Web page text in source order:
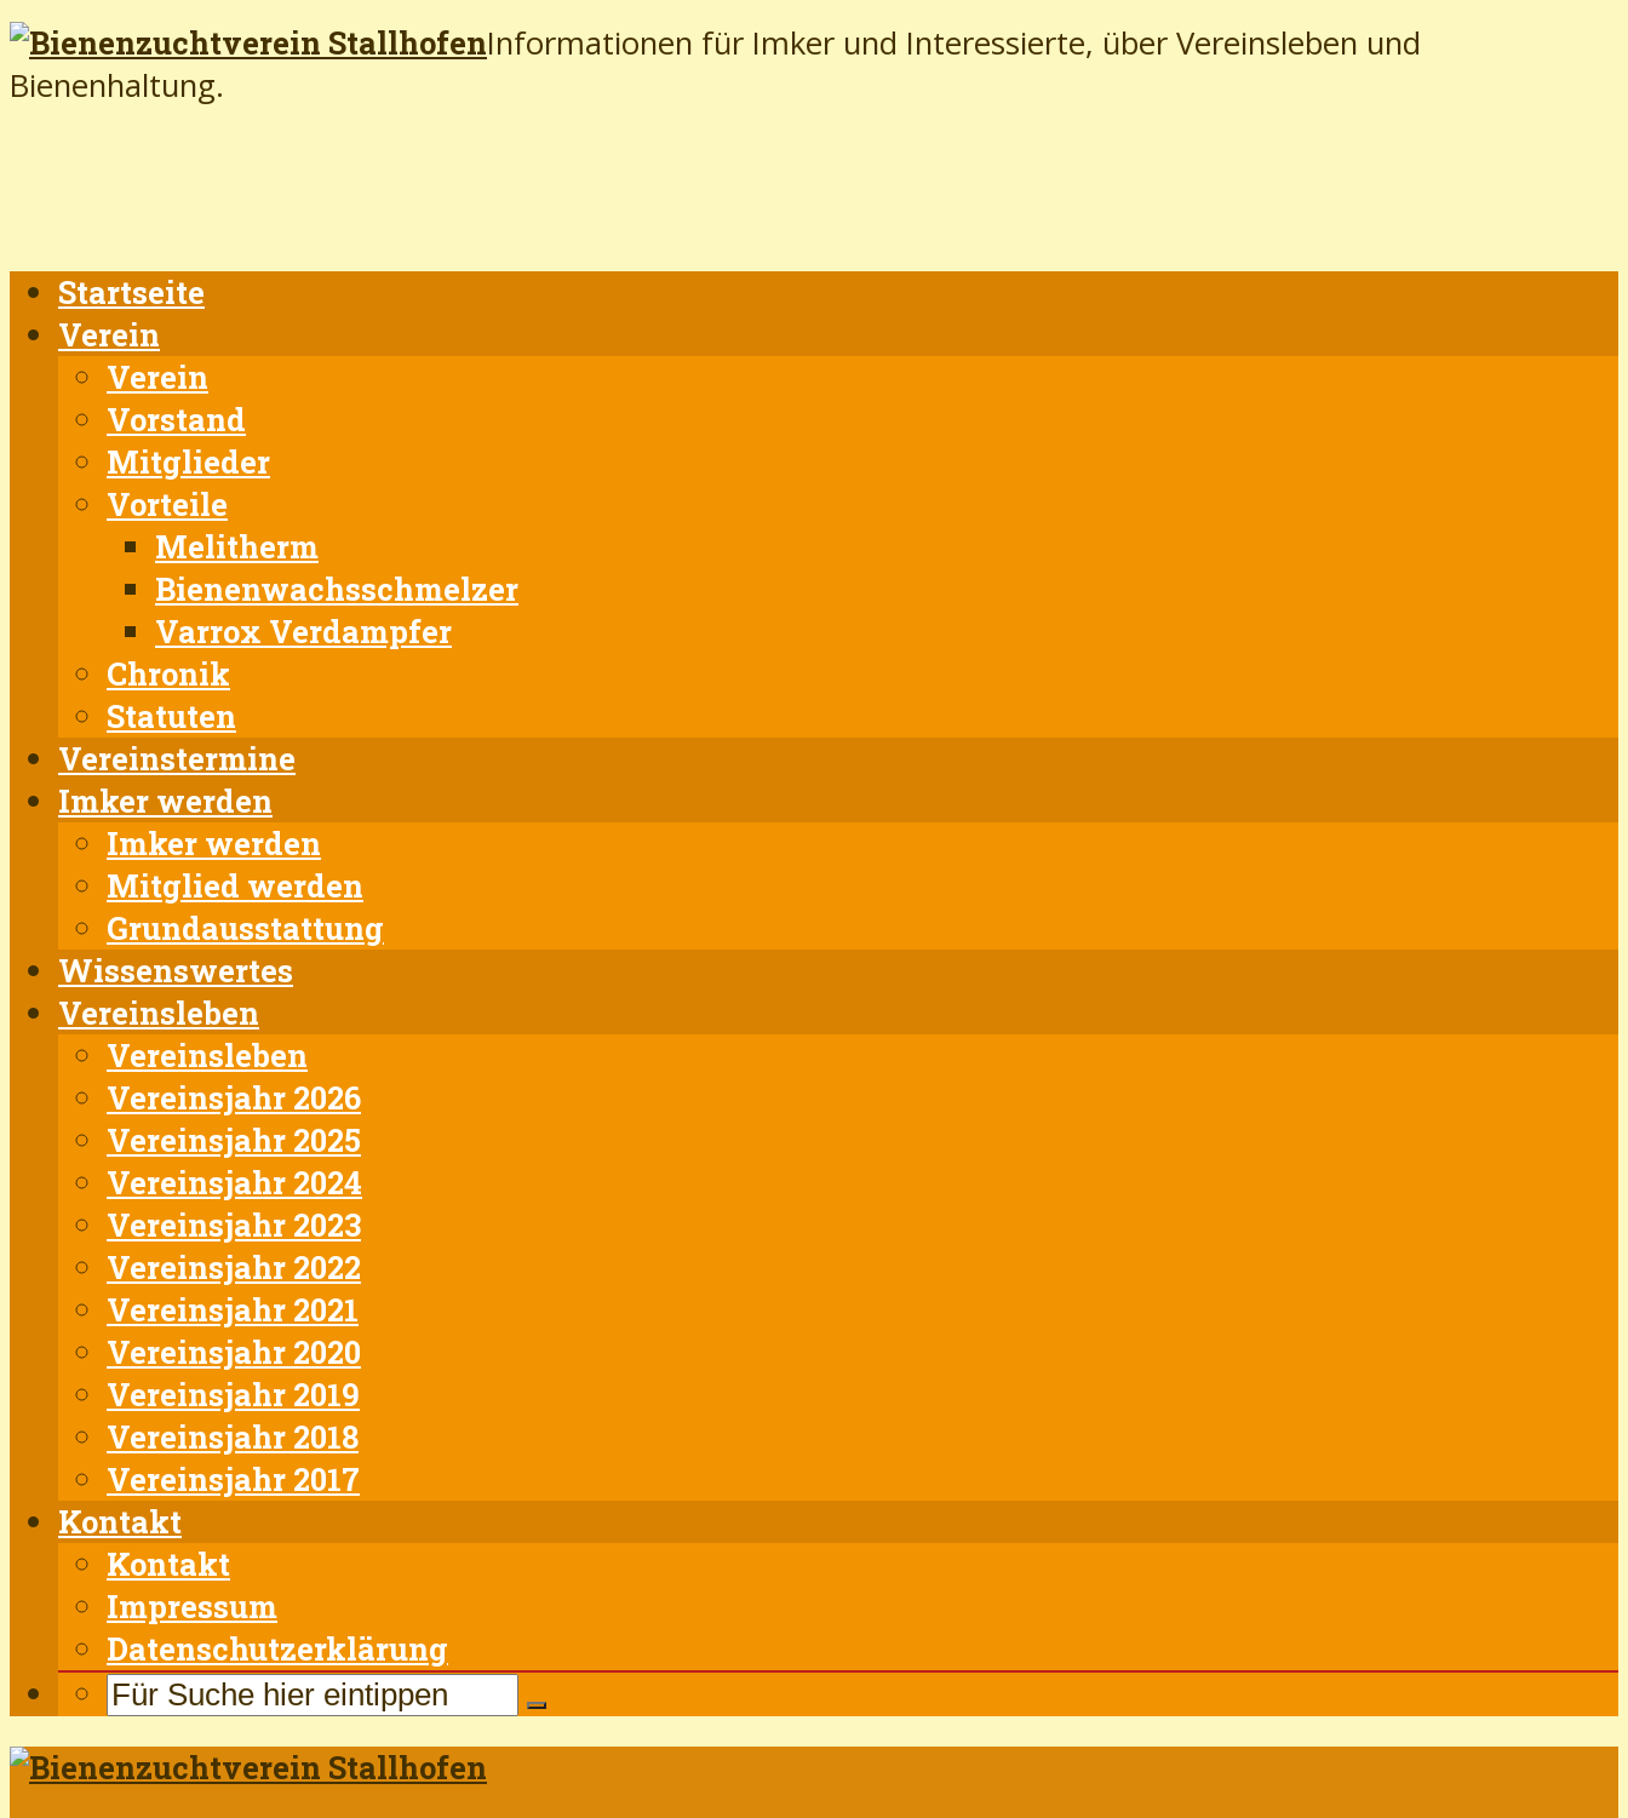
Informationen für Imker und Interessierte, über Vereinsleben und
Bienenhaltung.
Startseite
Verein
Verein
Vorstand
Mitglieder
Vorteile
Melitherm
Bienenwachsschmelzer
Varrox Verdampfer
Chronik
Statuten
Vereinstermine
Imker werden
Imker werden
Mitglied werden
Grundausstattung
Wissenswertes
Vereinsleben
Vereinsleben
Vereinsjahr 2026
Vereinsjahr 2025
Vereinsjahr 2024
Vereinsjahr 2023
Vereinsjahr 2022
Vereinsjahr 2021
Vereinsjahr 2020
Vereinsjahr 2019
Vereinsjahr 2018
Vereinsjahr 2017
Kontakt
Kontakt
Impressum
Datenschutzerklärung